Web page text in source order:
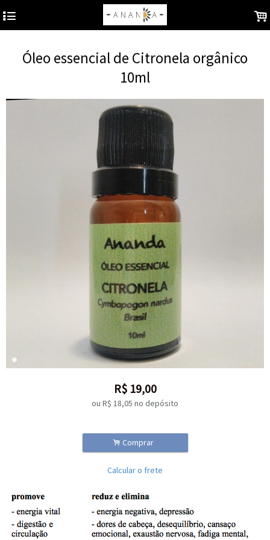
4 .
Óleo essencial de Citronela orgânico
10ml
R$ 19,00
ou R$ 18,05 no depósito
. Comprar
Calcular o frete